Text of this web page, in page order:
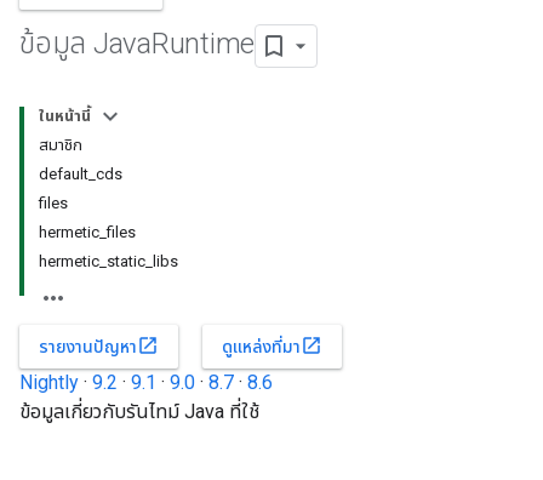
ข้อมูล JavaRuntime
ในหน้านี้
สมาชิก
default_cds
files
hermetic_files
hermetic_static_libs
รายงานปัญหาopen_in_new ดูแหล่งที่มาopen_in_new
Nightly · 9.2 · 9.1 · 9.0 · 8.7 · 8.6
ข้อมูลเกี่ยวกับรันไทม์ Java ที่ใช้